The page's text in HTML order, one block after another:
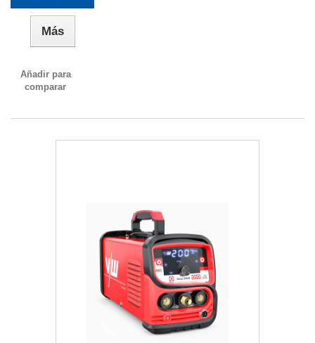
Más
Añadir para
comparar